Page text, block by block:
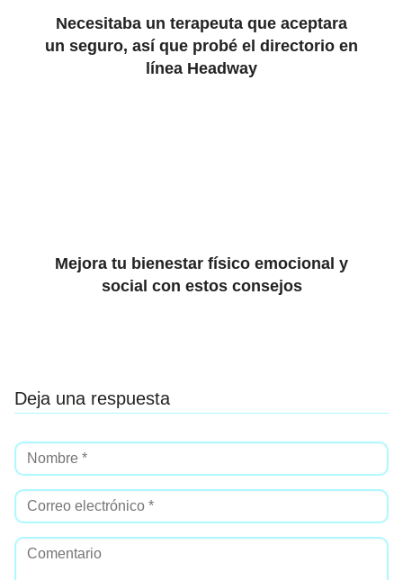
Necesitaba un terapeuta que aceptara
un seguro, así que probé el directorio en
línea Headway
Mejora tu bienestar físico emocional y
social con estos consejos
Deja una respuesta